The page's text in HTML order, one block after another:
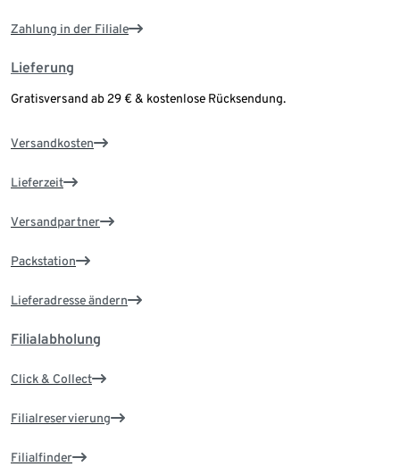
Zahlung in der Filiale
Lieferung
Gratisversand ab 29 € & kostenlose Rücksendung.
Versandkosten
Lieferzeit
Versandpartner
Packstation
Lieferadresse ändern
Filialabholung
Click & Collect
Filialreservierung
Filialfinder